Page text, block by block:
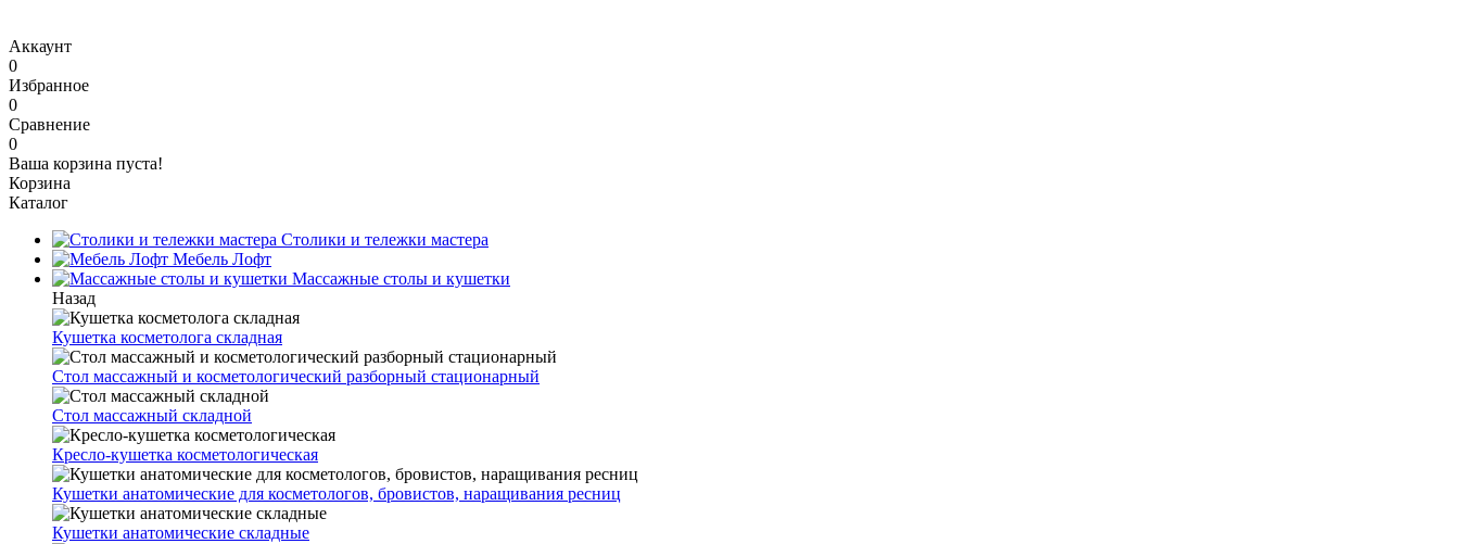
Аккаунт
0
Избранное
0
Сравнение
0
Ваша корзина пуста!
Корзина
Каталог
Столики и тележки мастера
Мебель Лофт
Массажные столы и кушетки
Назад
Кушетка косметолога складная
Стол массажный и косметологический разборный стационарный
Стол массажный складной
Кресло-кушетка косметологическая
Кушетки анатомические для косметологов, бровистов, наращивания ресниц
Кушетки анатомические складные